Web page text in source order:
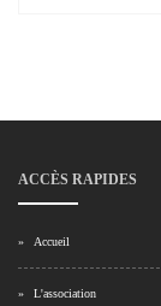
ACCÈS RAPIDES
» Accueil
» L'association